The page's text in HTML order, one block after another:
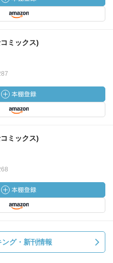
ミックス)
ミックス)
グ・新刊情報